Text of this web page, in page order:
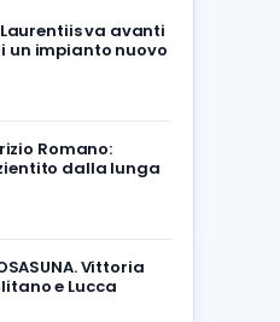
Laurentiis va avanti
un impianto nuovo
Romano:
dalla lunga
Vittoria
e Lucca